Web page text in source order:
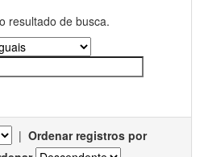
resultado de busca.
| Ordenar registros por